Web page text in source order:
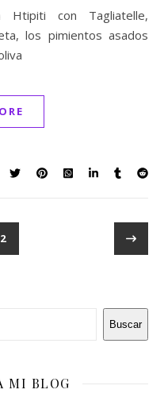
los pimientos asados
2
Buscar
MI BLOG